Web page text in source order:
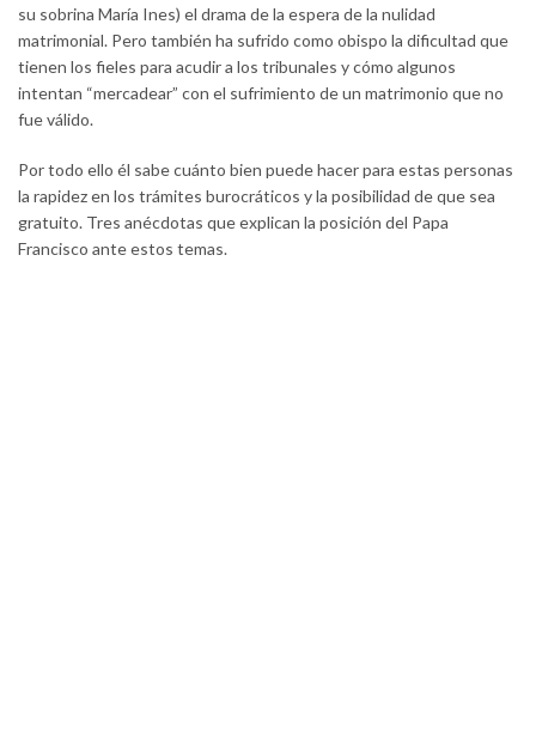
su sobrina María Ines) el drama de la espera de la nulidad
matrimonial. Pero también ha sufrido como obispo la dificultad que
tienen los fieles para acudir a los tribunales y cómo algunos
intentan “mercadear” con el sufrimiento de un matrimonio que no
fue válido.
Por todo ello él sabe cuánto bien puede hacer para estas personas
la rapidez en los trámites burocráticos y la posibilidad de que sea
gratuito. Tres anécdotas que explican la posición del Papa
Francisco ante estos temas.